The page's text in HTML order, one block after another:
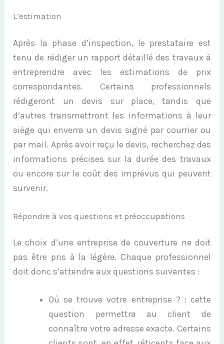
L’estimation
Après la phase d’inspection, le prestataire est
tenu de rédiger un rapport détaillé des travaux à
entreprendre avec les estimations de prix
correspondantes. Certains professionnels
rédigeront un devis sur place, tandis que
d’autres transmettront les informations à leur
siège qui enverra un devis signé par courrier ou
par mail. Après avoir reçu le devis, recherchez des
informations précises sur la durée des travaux
ou encore sur le coût des imprévus qui peuvent
survenir.
Répondre à vos questions et préoccupations
Le choix d’une entreprise de couverture ne doit
pas être pris à la légère. Chaque professionnel
doit donc s’attendre aux questions suivantes :
Où se trouve votre entreprise ? : cette
question permettra au client de
connaître votre adresse exacte. Certains